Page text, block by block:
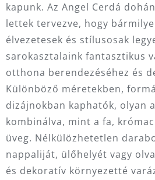
kapunk. Az Angel Cerdá
lettek tervezve, hogy
élvezetesek és stílusosak
sarokasztalaink fantasztikus
otthona berendezéséhez és
Különböző méretekben,
dizájnokban kaphatók, olyan
kombinálva, mint a fa,
üveg. Nélkülözhetetlen
nappaliját, ülőhelyét vagy
és dekoratív környezetté